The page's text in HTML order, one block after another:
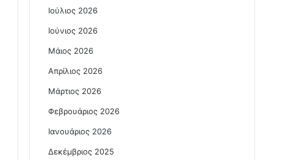
Ιούλιος 2026
Ιούνιος 2026
Μάιος 2026
Απρίλιος 2026
Μάρτιος 2026
Φεβρουάριος 2026
Ιανουάριος 2026
Δεκέμβριος 2025